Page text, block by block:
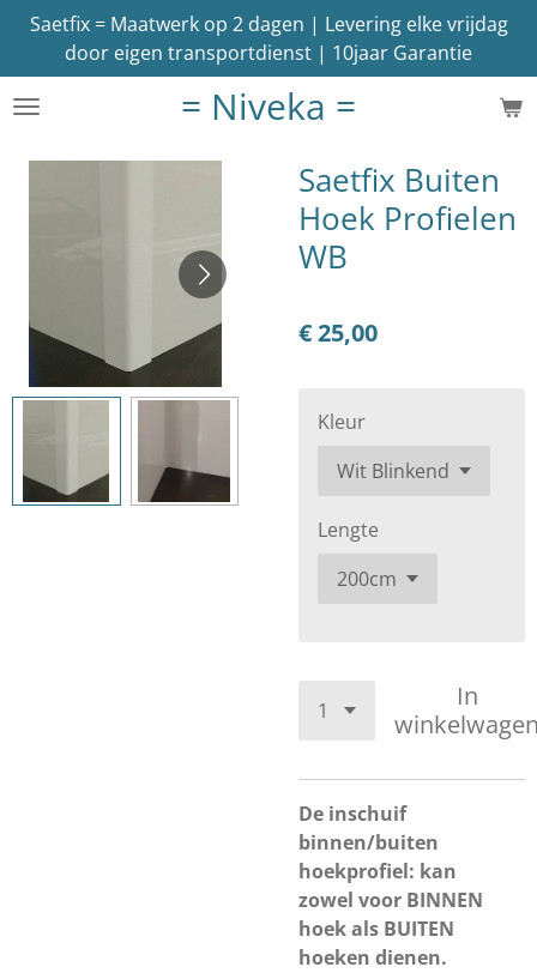
Ga
naar
de
= Niveka =
Saetfix = Maatwerk op 2 dagen | Levering elke vrijdag
door eigen transportdienst | 10jaar Garantie
Saetfix Buiten
Hoek Profielen
WB
€ 25,00
Kleur
Lengte
In
De inschuif
binnen/buiten
hoekprofiel: kan
zowel voor BINNEN
hoek als BUITEN
hoeken dienen.